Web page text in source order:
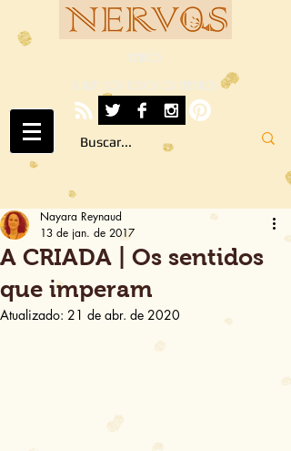
NERVOS
A ARTE SOB TODOS OS SENTIDOS
A CRIADA | Os sentidos
que imperam
Nayara Reynaud
13 de jan. de 2017
Atualizado: 21 de abr. de 2020